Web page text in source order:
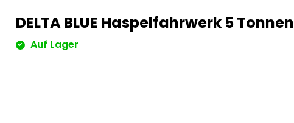
DELTA BLUE Haspelfahrwerk 5 Tonnen
Auf Lager